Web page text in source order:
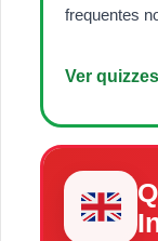
frequentes
Ver